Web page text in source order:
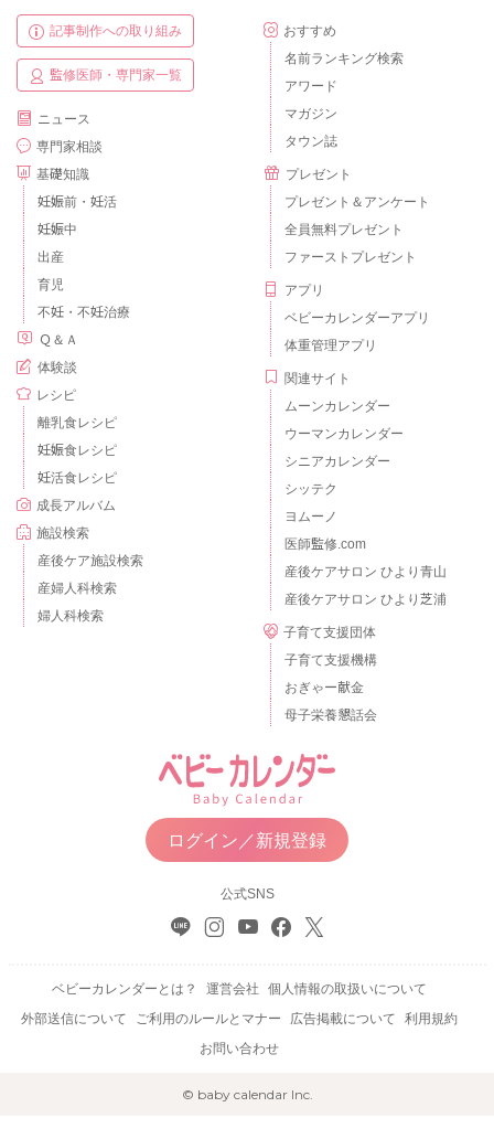
記事制作への取り組み
監修医師・専門家一覧
ニュース
専門家相談
基礎知識
妊娠前・妊活
妊娠中
出産
育児
不妊・不妊治療
Ｑ＆Ａ
体験談
レシピ
離乳食レシピ
妊娠食レシピ
妊活食レシピ
成長アルバム
施設検索
産後ケア施設検索
産婦人科検索
婦人科検索
おすすめ
名前ランキング検索
アワード
マガジン
タウン誌
プレゼント
プレゼント＆アンケート
全員無料プレゼント
ファーストプレゼント
アプリ
ベビーカレンダーアプリ
体重管理アプリ
関連サイト
ムーンカレンダー
ウーマンカレンダー
シニアカレンダー
シッテク
ヨムーノ
医師監修.com
産後ケアサロン ひより青山
産後ケアサロン ひより芝浦
子育て支援団体
子育て支援機構
おぎゃー献金
母子栄養懇話会
ログイン／新規登録
公式SNS
ベビーカレンダーとは？ 運営会社
個人情報の取扱いについて
外部送信について
ご利用のルールとマナー 広告掲載について
利用規約
お問い合わせ
© baby calendar Inc.